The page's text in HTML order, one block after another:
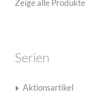
Zeige alle Produkte
Serien
Aktionsartikel